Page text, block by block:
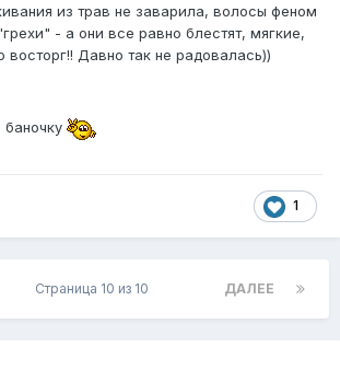
из трав не заварила, волосы феном
- а они все равно блестят, мягкие,
восторг!! Давно так не радовалась))
1
ДАЛЕЕ
Страница 10 из 10